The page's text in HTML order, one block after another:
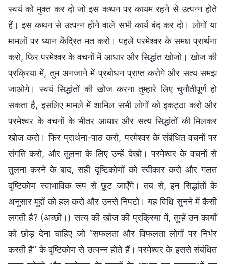
स्‍वयं को मुक्‍त कर दो जो इस कथन पर कायम रहने से उत्पन्न होते
हैं। इस कथन से उत्पन्न होने वाले सभी कार्य बंद कर दो। लोगों या
मामलों पर ध्यान केंद्रित मत करो। पहले परमेश्वर के समक्ष प्रार्थना
करो, फिर परमेश्वर के वचनों में आधार और सिद्धांत खोजो। खोज की
प्रक्रिया में, तुम अनजाने में प्रबोधन प्राप्त करोगे और सत्य समझ
जाओगे। स्वयं सिद्धांतों की खोज करना तुम्हारे लिए चुनौतीपूर्ण हो
सकता है, इसलिए मामले में शामिल सभी लोगों को इकट्ठा करो और
परमेश्वर के वचनों के भीतर आधार और सत्य सिद्धांतों की मिलकर
खोज करो। फिर प्रार्थना-पाठ करो, परमेश्वर के संबंधि‍त वचनों पर
संगति करो, और तुलना के लिए उन्‍हें देखो। परमेश्वर के वचनों से
तुलना करने के बाद, सही दृष्टिकोणों को स्वीकार करो और गलत
दृष्टिकोण स्वाभाविक रूप से छूट जाएँगे। तब से, इन सिद्धांतों के
अनुसार मुद्दों को हल करो और उनसे निपटो। यह विधि सुनने में कैसी
लगती है? (अच्छी।) सत्य की खोज की प्रक्रिया में, तुम्हें उन कार्यों
को छोड़ देना चाहिए जो “सफलता और विफलता लोगों पर निर्भर
करती है” के दृष्टिकोण से उत्पन्न होते हैं। परमेश्वर के इससे संबंधि‍त